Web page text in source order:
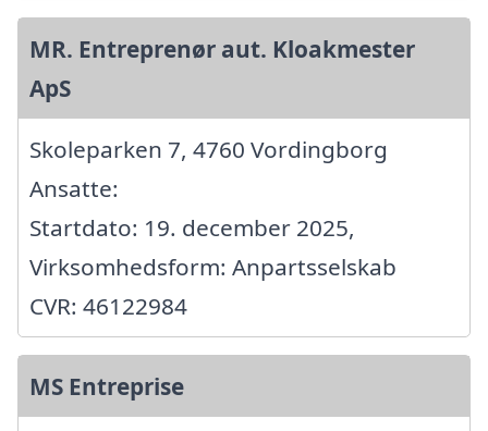
MR. Entreprenør aut. Kloakmester
ApS
Skoleparken 7, 4760 Vordingborg
Ansatte:
Startdato: 19. december 2025,
Virksomhedsform: Anpartsselskab
CVR: 46122984
MS Entreprise